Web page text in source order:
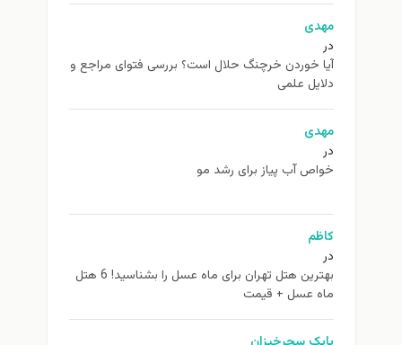
مهدی
در
آیا خوردن خرچنگ حلال است؟ بررسی فتوای مراجع و
دلایل علمی
مهدی
در
خواص آب پیاز برای رشد مو
کاظم
در
بهترین هتل تهران برای ماه عسل را بشناسید! 6 هتل
ماه عسل + قیمت